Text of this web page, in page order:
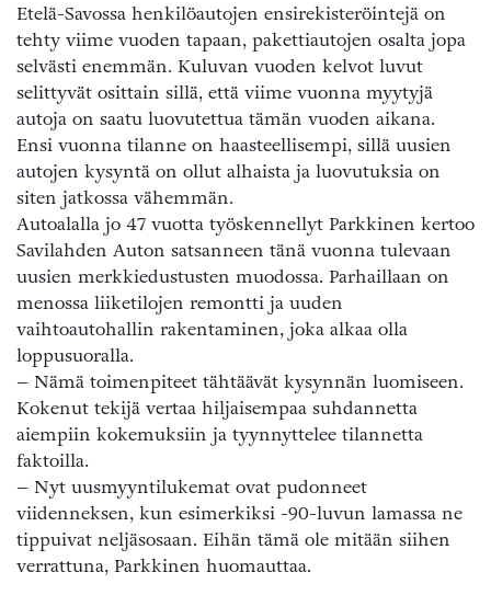
Etelä-Savossa henkilöautojen ensirekisteröintejä on
tehty viime vuoden tapaan, pakettiautojen osalta jopa
selvästi enemmän. Kuluvan vuoden kelvot luvut
selittyvät osittain sillä, että viime vuonna myytyjä
autoja on saatu luovutettua tämän vuoden aikana.
Ensi vuonna tilanne on haasteellisempi, sillä uusien
autojen kysyntä on ollut alhaista ja luovutuksia on
siten jatkossa vähemmän.
Autoalalla jo 47 vuotta työskennellyt Parkkinen kertoo
Savilahden Auton satsanneen tänä vuonna tulevaan
uusien merkkiedustusten muodossa. Parhaillaan on
menossa liiketilojen remontti ja uuden
vaihtoautohallin rakentaminen, joka alkaa olla
loppusuoralla.
– Nämä toimenpiteet tähtäävät kysynnän luomiseen.
Kokenut tekijä vertaa hiljaisempaa suhdannetta
aiempiin kokemuksiin ja tyynnyttelee tilannetta
faktoilla.
– Nyt uusmyyntilukemat ovat pudonneet
viidenneksen, kun esimerkiksi -90-luvun lamassa ne
tippuivat neljäsosaan. Eihän tämä ole mitään siihen
verrattuna, Parkkinen huomauttaa.